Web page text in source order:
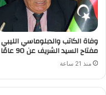
وفاة الكاتب والدبلوماسي الليبي
مفتاح السيد الشريف عن 90 عامًا
منذ 21 ساعة